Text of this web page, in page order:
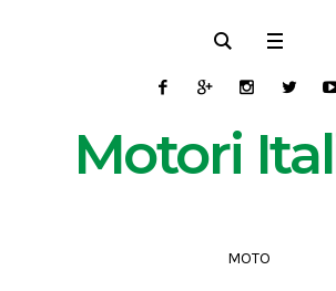
Motori
MOTO